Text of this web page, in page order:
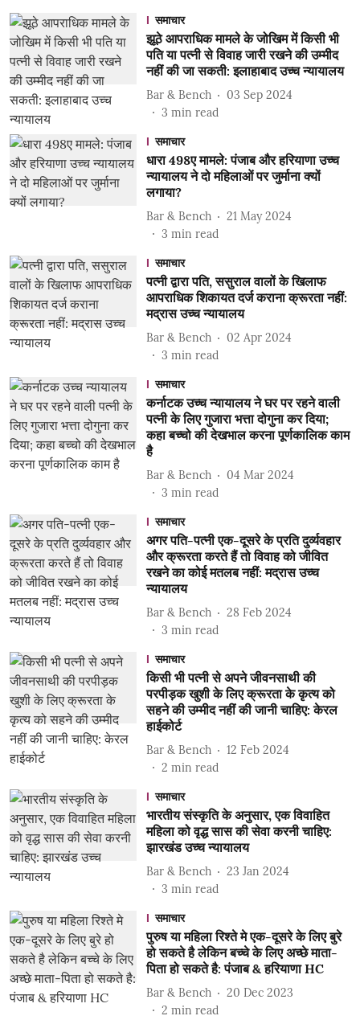
समाचार
झूठे आपराधिक मामले के जोखिम में किसी भी
पति या पत्नी से विवाह जारी रखने की उम्मीद
नहीं की जा सकती: इलाहाबाद उच्च न्यायालय
Bar & Bench
03 Sep 2024
3 min read
समाचार
धारा 498ए मामले: पंजाब और हरियाणा उच्च
न्यायालय ने दो महिलाओं पर जुर्माना क्यों
लगाया?
Bar & Bench
21 May 2024
3 min read
समाचार
पत्नी द्वारा पति, ससुराल वालों के खिलाफ
आपराधिक शिकायत दर्ज कराना क्रूरता नहीं:
मद्रास उच्च न्यायालय
Bar & Bench
02 Apr 2024
3 min read
समाचार
कर्नाटक उच्च न्यायालय ने घर पर रहने वाली
पत्नी के लिए गुजारा भत्ता दोगुना कर दिया;
कहा बच्चो की देखभाल करना पूर्णकालिक काम
है
Bar & Bench
04 Mar 2024
3 min read
समाचार
अगर पति-पत्नी एक-दूसरे के प्रति दुर्व्यवहार
और क्रूरता करते हैं तो विवाह को जीवित
रखने का कोई मतलब नहीं: मद्रास उच्च
न्यायालय
Bar & Bench
28 Feb 2024
3 min read
समाचार
किसी भी पत्नी से अपने जीवनसाथी की
परपीड़क खुशी के लिए क्रूरता के कृत्य को
सहने की उम्मीद नहीं की जानी चाहिए: केरल
हाईकोर्ट
Bar & Bench
12 Feb 2024
2 min read
समाचार
भारतीय संस्कृति के अनुसार, एक विवाहित
महिला को वृद्ध सास की सेवा करनी चाहिए:
झारखंड उच्च न्यायालय
Bar & Bench
23 Jan 2024
3 min read
समाचार
पुरुष या महिला रिश्ते मे एक-दूसरे के लिए बुरे
हो सकते है लेकिन बच्चे के लिए अच्छे माता-
पिता हो सकते है: पंजाब & हरियाणा HC
Bar & Bench
20 Dec 2023
2 min read